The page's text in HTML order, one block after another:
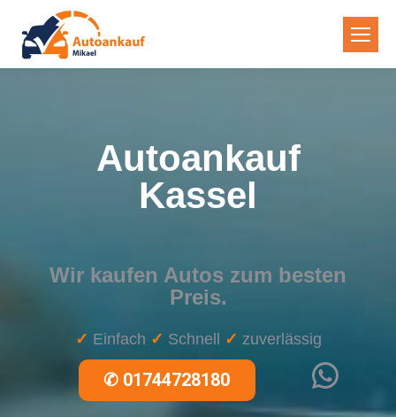
Autoankauf
Kassel
Wir kaufen Autos zum besten
Preis.
✓ Einfach ✓ Schnell ✓ zuverlässig
✆ 01744728180 WhatsApp